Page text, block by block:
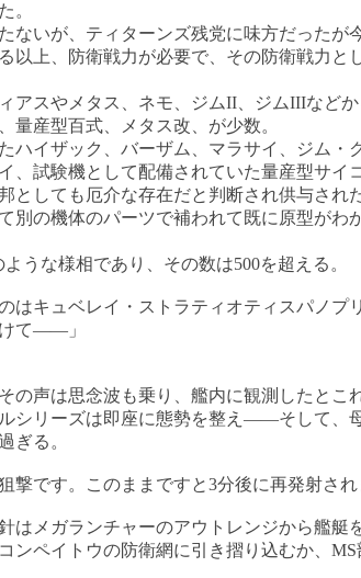
。
ないが、ティターンズ残党に味方だったが
以上、防衛戦力が必要で、その防衛戦力と
アスやメタス、ネモ、ジムII、ジムIIIなど
量産型百式、メタス改、が少数。
ハイザック、バーザム、マラサイ、ジム・
、試験機として配備されていた量産型サイ
しても厄介な存在だと判断され供与され
別の機体のパーツで補われて既に原型がわ
うな様相であり、その数は500を超える。
はキュベレイ・ストラティオティスパノプ
て――」
の声は思念波も乗り、艦内に観測したとこ
シリーズは即座に態勢を整え――そして、
ぎる。
撃です。このままですと3分後に再発射され
はメガランチャーのアウトレンジから艦艇
ンペイトウの防衛網に引き摺り込むか、